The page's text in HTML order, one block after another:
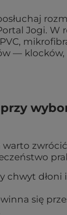
Jogi.
— klocków,
warto
chwyt
się